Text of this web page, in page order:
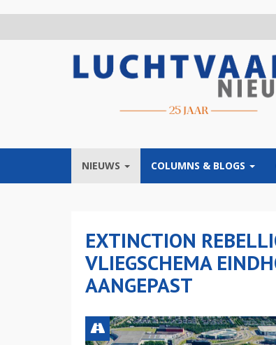
NIEUWS COLUMNS & BLOGS
EXTINCTION
VLIEGSCHEMA
AANGEPAST